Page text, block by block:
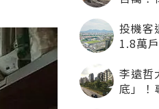
投機客
1.8萬
李遠哲
底」！